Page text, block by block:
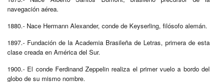
navegación aérea.
1880.- Nace Hermann Alexander, conde de Keyserling, filósofo alemán.
1897.- Fundación de la Academia Brasileña de Letras, primera de esta
clase creada en América del Sur.
1900.- El conde Ferdinand Zeppelin realiza el primer vuelo a bordo del
globo de su mismo nombre.